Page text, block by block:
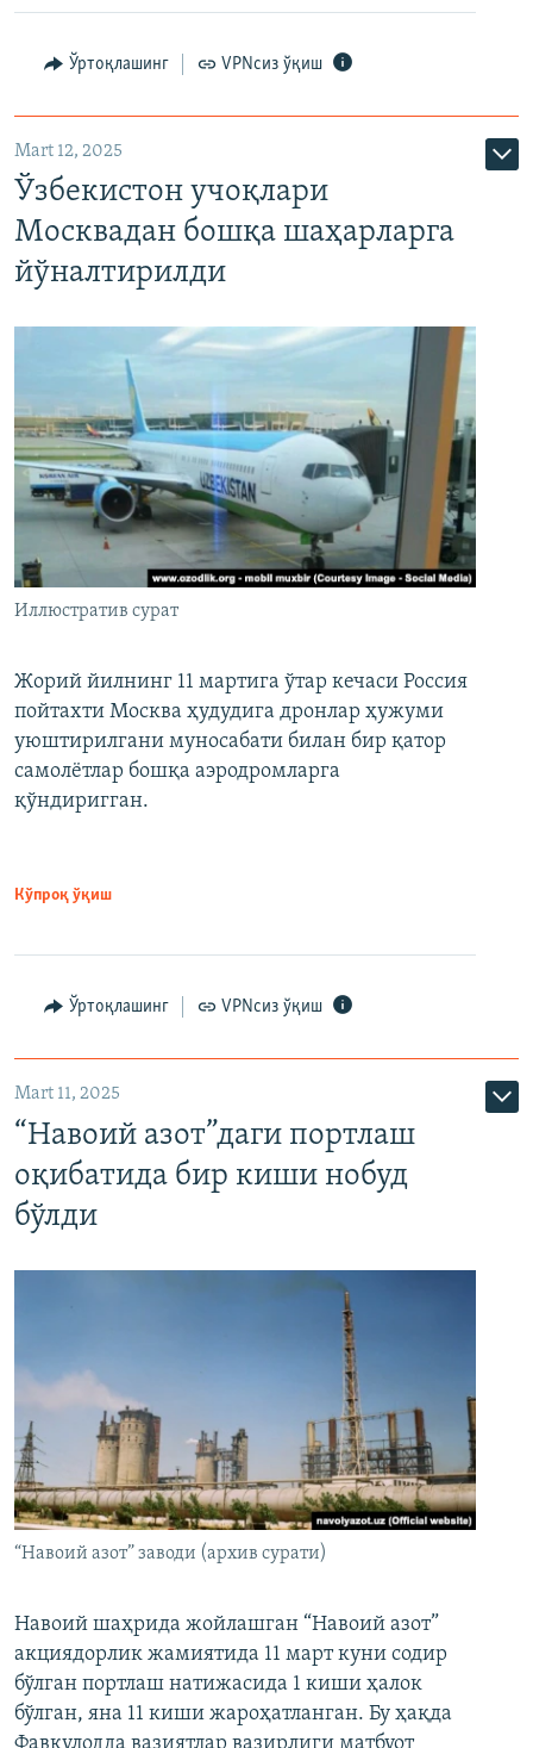
Ўртоқлашинг VPNсиз ўқиш
Mart 12, 2025
Ўзбекистон учоқлари
Москвадан бошқа шаҳарларга
йўналтирилди
Иллюстратив сурат
Жорий йилнинг 11 мартига ўтар кечаси Россия
пойтахти Москва ҳудудига дронлар ҳужуми
уюштирилгани муносабати билан бир қатор
самолётлар бошқа аэродромларга
қўндиригган.
Кўпроқ ўқиш
Ўртоқлашинг VPNсиз ўқиш
Mart 11, 2025
“Навоий азот”даги портлаш
оқибатида бир киши нобуд
бўлди
“Навоий азот” заводи (архив сурати)
Навоий шаҳрида жойлашган “Навоий азот”
акциядорлик жамиятида 11 март куни содир
бўлган портлаш натижасида 1 киши ҳалок
бўлган, яна 11 киши жароҳатланган. Бу ҳақда